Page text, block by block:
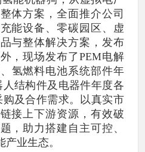
体方案，全面推介公司
能设备、零碳园区、虚
与整体解决方案，发布
，现场发布了PEM电解
氢燃料电池系统部件年
人结构件及电器件年度各
购及合作需求。以真实市
接上下游资源，有效破
，助力搭建自主可控、
业生态。